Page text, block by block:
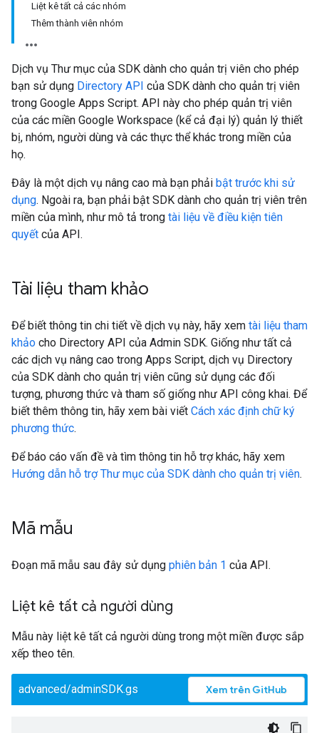
Liệt kê tất cả các nhóm
Thêm thành viên nhóm
Dịch vụ Thư mục của SDK dành cho quản trị viên cho phép
bạn sử dụng Directory API của SDK dành cho quản trị viên
trong Google Apps Script. API này cho phép quản trị viên
của các miền Google Workspace (kể cả đại lý) quản lý thiết
bị, nhóm, người dùng và các thực thể khác trong miền của
họ.
Đây là một dịch vụ nâng cao mà bạn phải bật trước khi sử
dụng. Ngoài ra, bạn phải bật SDK dành cho quản trị viên trên
miền của mình, như mô tả trong tài liệu về điều kiện tiên
quyết của API.
Tài liệu tham khảo
Để biết thông tin chi tiết về dịch vụ này, hãy xem tài liệu tham
khảo cho Directory API của Admin SDK. Giống như tất cả
các dịch vụ nâng cao trong Apps Script, dịch vụ Directory
của SDK dành cho quản trị viên cũng sử dụng các đối
tượng, phương thức và tham số giống như API công khai. Để
biết thêm thông tin, hãy xem bài viết Cách xác định chữ ký
phương thức.
Để báo cáo vấn đề và tìm thông tin hỗ trợ khác, hãy xem
Hướng dẫn hỗ trợ Thư mục của SDK dành cho quản trị viên.
Mã mẫu
Đoạn mã mẫu sau đây sử dụng phiên bản 1 của API.
Liệt kê tất cả người dùng
Mẫu này liệt kê tất cả người dùng trong một miền được sắp
xếp theo tên.
advanced/adminSDK.gs Xem trên GitHub